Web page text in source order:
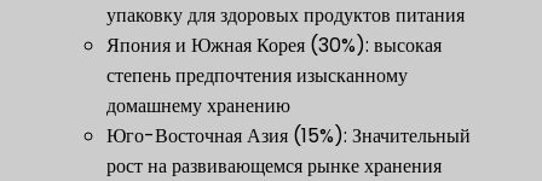
упаковку для здоровых продуктов питания
Япония и Южная Корея (30%): высокая
степень предпочтения изысканному
домашнему хранению
Юго-Восточная Азия (15%): Значительный
рост на развивающемся рынке хранения